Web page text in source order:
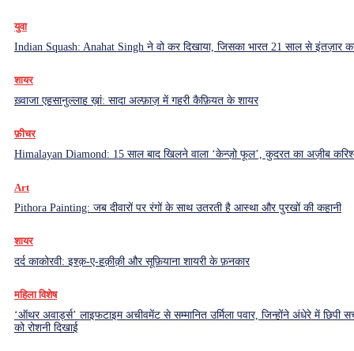
युवा
Indian Squash: Anahat Singh ने वो कर दिखाया, जिसका भारत 21 साल से इंतज़ार
शायर
ख़्वाजा एहसानुल्लाह ख़ां: सादा अल्फ़ाज़ में गहरी कैफ़ियत के शायर
फ़ीचर
Himalayan Diamond: 15 साल बाद खिलने वाला ‘केन्ज़ो फूल’, कुदरत का अज़ीब
Art
Pithora Painting: जब दीवारों पर रंगों के साथ उतरती है आस्था और पुरखों की कहानी
शायर
दर्द काकोरवी: इश्क़-ए-हक़ीक़ी और सूफ़ियाना शायरी के फ़नकार
महिला विशेष
‘ऑथर अवार्ड्स’ लाइफटाइम अचीवमेंट से सम्मानित उर्मिला पवार, जिन्होंने अंधेरे में छिपी
को रोशनी दिखाई